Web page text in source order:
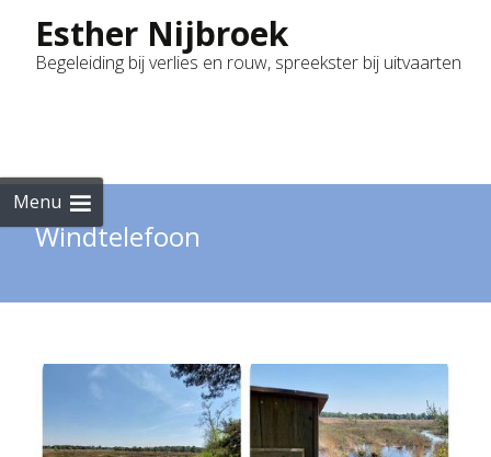
Esther Nijbroek
Begeleiding bij verlies en rouw, spreekster bij uitvaarten
Menu
Windtelefoon